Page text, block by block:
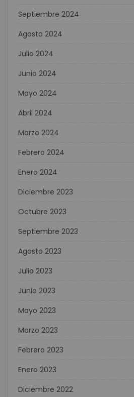
Septiembre 2024
Agosto 2024
Julio 2024
Junio 2024
Mayo 2024
Abril 2024
Marzo 2024
Febrero 2024
Enero 2024
Diciembre 2023
Octubre 2023
Septiembre 2023
Agosto 2023
Julio 2023
Junio 2023
Mayo 2023
Marzo 2023
Febrero 2023
Enero 2023
Diciembre 2022